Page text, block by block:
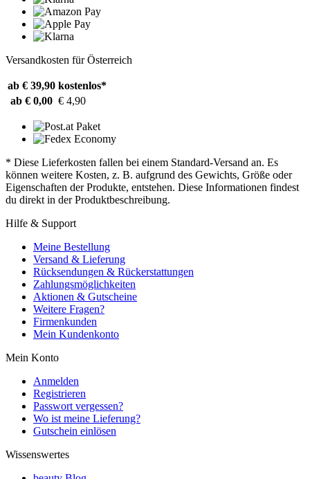
Versandkosten für Österreich
ab € 39,90 kostenlos*
ab € 0,00 € 4,90
* Diese Lieferkosten fallen bei einem Standard-Versand an. Es
können weitere Kosten, z. B. aufgrund des Gewichts, Größe oder
Eigenschaften der Produkte, entstehen. Diese Informationen findest
du direkt in der Produktbeschreibung.
Hilfe & Support
Meine Bestellung
Versand & Lieferung
Rücksendungen & Rückerstattungen
Zahlungsmöglichkeiten
Aktionen & Gutscheine
Weitere Fragen?
Firmenkunden
Mein Kundenkonto
Mein Konto
Anmelden
Registrieren
Passwort vergessen?
Wo ist meine Lieferung?
Gutschein einlösen
Wissenswertes